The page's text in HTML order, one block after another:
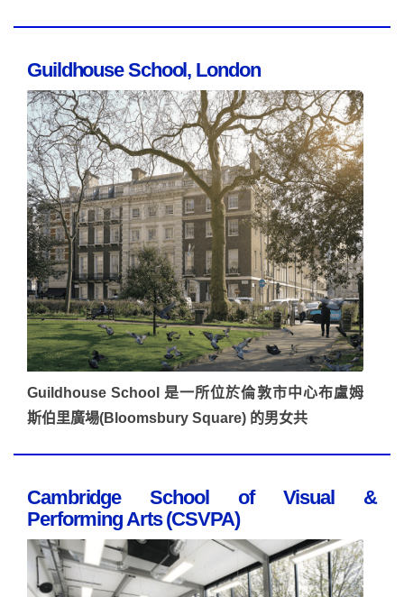
Guildhouse School, London
Guildhouse School 是一所位於倫敦市中心布盧姆
斯伯里廣場(Bloomsbury Square) 的男女共
Cambridge School of Visual &
Performing Arts (CSVPA)